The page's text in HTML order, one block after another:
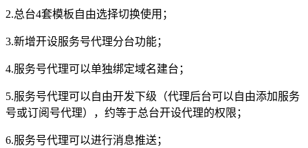
2.总台4套模板自由选择切换使用；
3.新增开设服务号代理分台功能；
4.服务号代理可以单独绑定域名建台；
5.服务号代理可以自由开发下级（代理后台可以自由添加服务
号或订阅号代理），约等于总台开设代理的权限；
6.服务号代理可以进行消息推送；